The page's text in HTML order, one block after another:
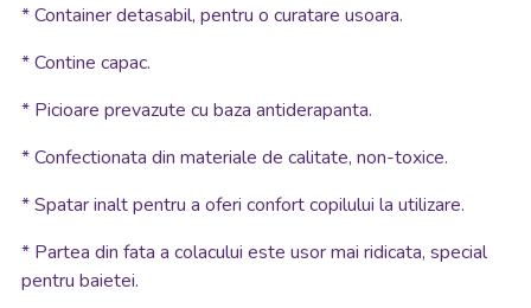
* Container detasabil, pentru o curatare usoara.
* Contine capac.
* Picioare prevazute cu baza antiderapanta.
* Confectionata din materiale de calitate, non-toxice.
* Spatar inalt pentru a oferi confort copilului la utilizare.
* Partea din fata a colacului este usor mai ridicata, special
pentru baietei.